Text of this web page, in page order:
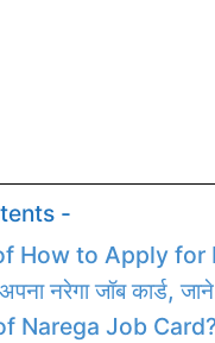
-
How to Apply for
नरेगा जॉब कार्ड, जाने
Narega Job